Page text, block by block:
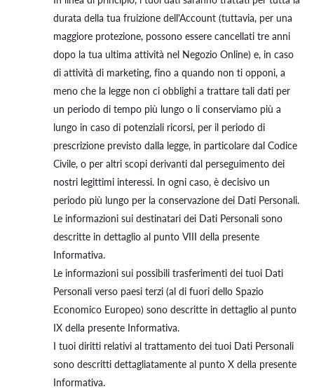
durata della tua fruizione dell'Account (tuttavia, per una
maggiore protezione, possono essere cancellati tre anni
dopo la tua ultima attività nel Negozio Online) e, in caso
di attività di marketing, fino a quando non ti opponi, a
meno che la legge non ci obblighi a trattare tali dati per
un periodo di tempo più lungo o li conserviamo più a
lungo in caso di potenziali ricorsi, per il periodo di
prescrizione previsto dalla legge, in particolare dal Codice
Civile, o per altri scopi derivanti dal perseguimento dei
nostri legittimi interessi. In ogni caso, è decisivo un
periodo più lungo per la conservazione dei Dati Personali.
Le informazioni sui destinatari dei Dati Personali sono
descritte in dettaglio al punto VIII della presente
Informativa.
Le informazioni sui possibili trasferimenti dei tuoi Dati
Personali verso paesi terzi (al di fuori dello Spazio
Economico Europeo) sono descritte in dettaglio al punto
IX della presente Informativa.
I tuoi diritti relativi al trattamento dei tuoi Dati Personali
sono descritti dettagliatamente al punto X della presente
Informativa.